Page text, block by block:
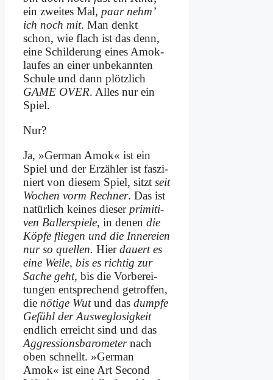
ein zwei­tes Mal, paar nehm’
ich noch mit. Man denkt
schon, wie flach ist das denn,
ei­ne Schil­de­rung ei­nes Amok­
lau­fes an ei­ner un­be­kann­ten
Schu­le und dann plötz­lich
GAME OVER. Al­les nur ein
Spiel.
Nur?
Ja, »Ger­man Amok« ist ein
Spiel und der Er­zäh­ler ist fas­zi­
niert von die­sem Spiel, sitzt seit
Wo­chen vorm Rech­ner. Das ist
na­tür­lich kei­nes die­ser pri­mi­ti­
ven Bal­ler­spie­le, in de­nen die
Köp­fe flie­gen und die In­ne­rei­en
nur so quel­len. Hierdau­ert es
ei­ne Wei­le, bis es rich­tig zur
Sa­che geht, bis die Vor­be­rei­
tun­gen ent­spre­chend ge­trof­fen,
die nö­ti­ge Wutund das dump­fe
Ge­fühl der Aus­weg­lo­sig­keit
end­lich er­reicht sind und das
Ag­gres­si­ons­ba­ro­me­ternach
oben schnellt. »Ger­man
Amok« ist ei­ne Art Se­cond